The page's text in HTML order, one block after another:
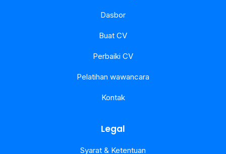
Dasbor
Buat CV
Perbaiki CV
Pelatihan wawancara
Kontak
Legal
Syarat & Ketentuan